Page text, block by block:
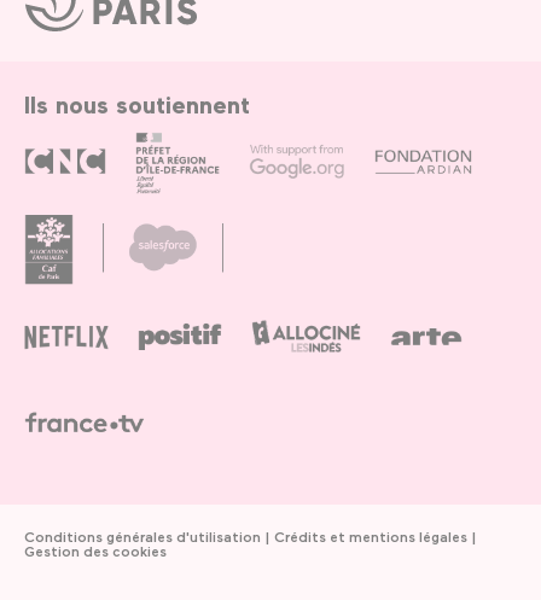
de
Paris
Ils nous soutiennent
Conditions générales d'utilisation
Crédits et mentions légales
Gestion des cookies